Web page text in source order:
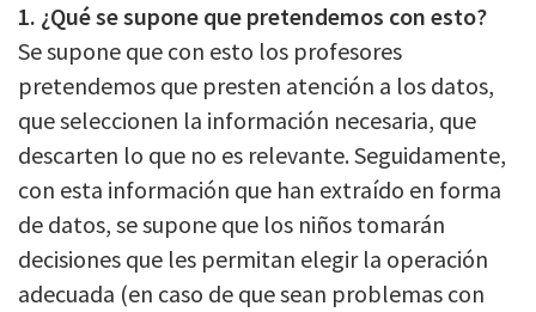
1. ¿Qué se supone que pretendemos con esto?
Se supone que con esto los profesores
pretendemos que presten atención a los datos,
que seleccionen la información necesaria, que
descarten lo que no es relevante. Seguidamente,
con esta información que han extraído en forma
de datos, se supone que los niños tomarán
decisiones que les permitan elegir la operación
adecuada (en caso de que sean problemas con